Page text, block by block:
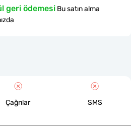
geri ödemesi Bu satın alma
Çağrılar SMS